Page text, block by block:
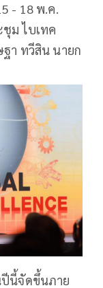
- 18 พ.ค.
ม ไบเทค
ฐา ทวีสิน นายก
ปีนี้จัดขึ้นภาย